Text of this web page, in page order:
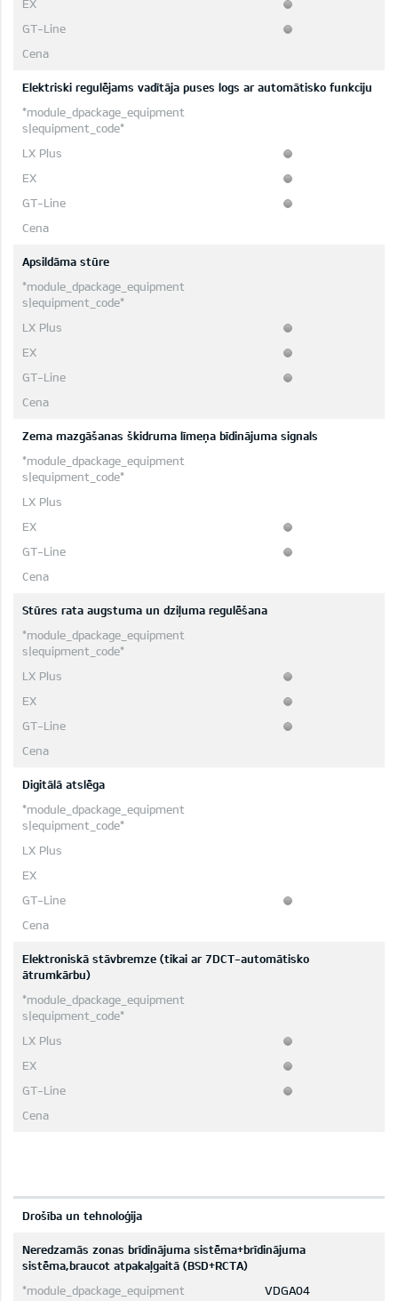
Elektriski regulējams vadītāja puses logs ar automātisko funkciju
Apsildāma stūre
Zema mazgāšanas škidruma līmeņa bīdinājuma signals
Stūres rata augstuma un dziļuma regulēšana
Digitālā atslēga
Elektroniskā stāvbremze (tikai ar 7DCT-automātisko
ātrumkārbu)
Drošība un tehnoloģija
Neredzamās zonas brīdinājuma sistēma+brīdinājuma
sistēma,braucot atpakaļgaitā (BSD+RCTA)
VDGA04